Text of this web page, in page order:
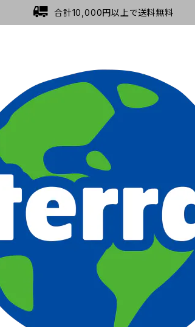
合計10,000円以上で送料無料